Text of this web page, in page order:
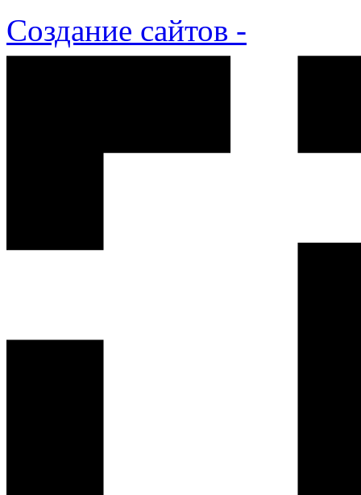
Создание сайтов -